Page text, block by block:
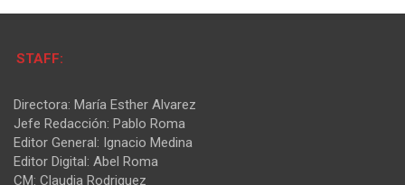
STAFF:
Directora: María Esther Alvarez
Jefe Redacción: Pablo Roma
Editor General: Ignacio Medina
Editor Digital: Abel Roma
CM: Claudia Rodriguez